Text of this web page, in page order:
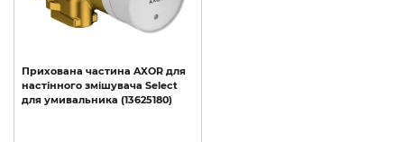
Прихована частина AXOR для
настінного змішувача Select
для умивальника (13625180)